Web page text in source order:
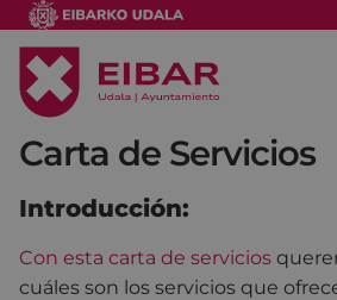
Carta de Servicios
Introducción:
Con esta carta de servicios
cuáles son los servicios que